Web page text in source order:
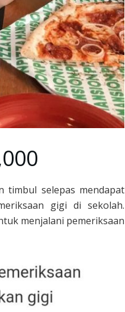
timbul selepas mendapat
gigi di sekolah.
menjalani pemeriksaan